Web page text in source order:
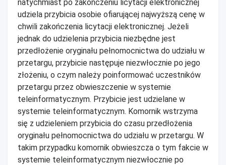
natychmiast po zakończeniu licytacji elektronicznej
udziela przybicia osobie ofiarującej najwyższą cenę w
chwili zakończenia licytacji elektronicznej. Jeżeli
jednak do udzielenia przybicia niezbędne jest
przedłożenie oryginału pełnomocnictwa do udziału w
przetargu, przybicie następuje niezwłocznie po jego
złożeniu, o czym należy poinformować uczestników
przetargu przez obwieszczenie w systemie
teleinformatycznym. Przybicie jest udzielane w
systemie teleinformatycznym. Komornik wstrzyma
się z udzieleniem przybicia do czasu przedłożenia
oryginału pełnomocnictwa do udziału w przetargu. W
takim przypadku komornik obwieszcza o tym fakcie w
systemie teleinformatycznym niezwłocznie po